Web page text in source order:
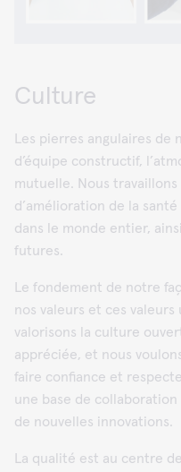
Culture
Les pierres angulaires de
d’équipe constructif,
mutuelle. Nous
d’amélioration de la
dans le monde entier,
futures.
Le fondement de notre
nos valeurs et ces valeurs
valorisons la culture
appréciée, et nous
faire confiance et
une base de
de nouvelles innovations.
La qualité est au centre